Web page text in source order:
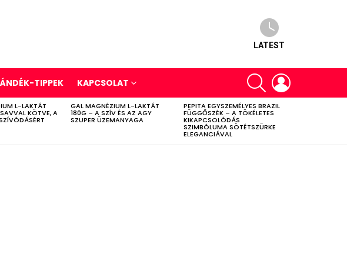
LATEST
TIPPEK KAPCSOLAT
SEARCH
L-LAKTÁT
KÖTVE, A
GAL MAGNÉZIUM L-LAKTÁT
180G – A SZÍV ÉS AZ AGY
SZUPER ÜZEMANYAGA
PEPITA EGYSZEMÉLYES BRAZIL
FÜGGŐSZÉK – A TÖKÉLETES
KIKAPCSOLÓDÁS
SZIMBÓLUMA SÖTÉTSZÜRKE
ELEGANCIÁVAL